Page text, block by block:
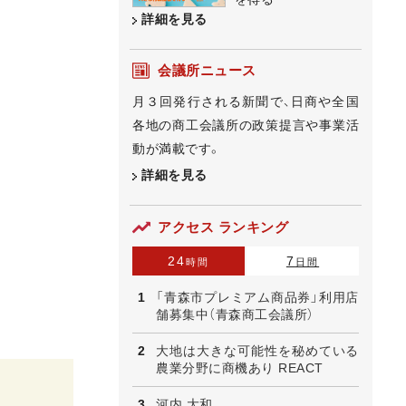
詳細を見る
会議所ニュース
月３回発行される新聞で、日商や全国
各地の商工会議所の政策提言や事業活
動が満載です。
詳細を見る
アクセス ランキング
24時間 7 日間
「青森市プレミアム商品券」利用店
舗募集中（青森商工会議所）
大地は大きな可能性を秘めている
農業分野に商機あり REACT